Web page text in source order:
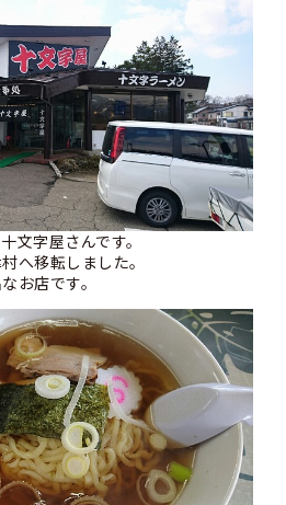
文字屋さんです。
へ移転しました。
お店です。